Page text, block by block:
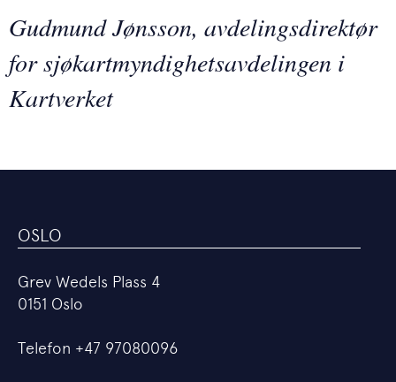
Gudmund Jønsson, avdelingsdirektør
for sjøkartmyndighetsavdelingen i
Kartverket
OSLO
Grev Wedels Plass 4
0151 Oslo
Telefon +47 97080096